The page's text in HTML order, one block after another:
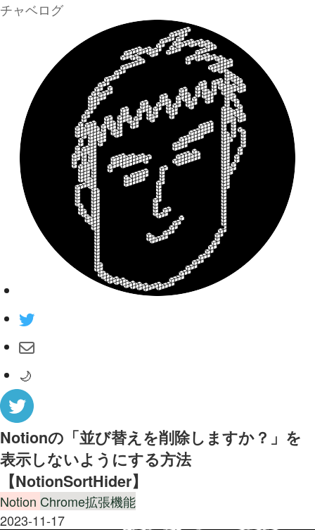
チャベログ
🌙
Notionの「並び替えを削除しますか？」を
表示しないようにする方法
【NotionSortHider】
Notion Chrome拡張機能
2023-11-17